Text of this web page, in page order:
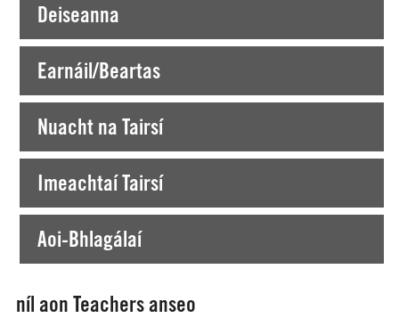
Deiseanna
Earnáil/Beartas
Nuacht na Tairsí
Imeachtaí Tairsí
Aoi-Bhlagálaí
níl aon Teachers anseo